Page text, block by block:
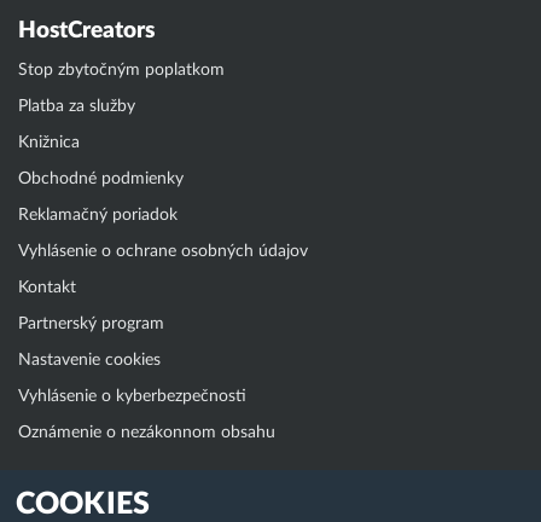
COOKIES
HostCreators
Stop zbytočným poplatkom
Platba za služby
Knižnica
Obchodné podmienky
Reklamačný poriadok
Vyhlásenie o ochrane osobných údajov
Kontakt
Partnerský program
Nastavenie cookies
Vyhlásenie o kyberbezpečnosti
Oznámenie o nezákonnom obsahu
Klientská zóna